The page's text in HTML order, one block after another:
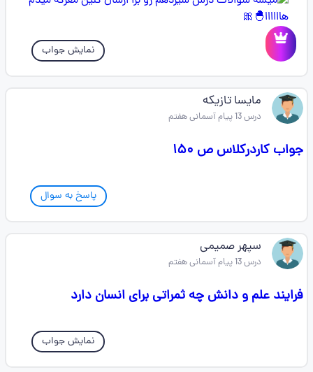
نمایش جواب
مایسا تازیکه
درس 13 پیام آسمانی هفتم
جواب کاردرکلاس ص ۱۵۰
پاسخ به سوال
سپهر صمیمی
درس 13 پیام آسمانی هفتم
فرایند علم و دانش چه ثمراتی برای انسان دارد
نمایش جواب